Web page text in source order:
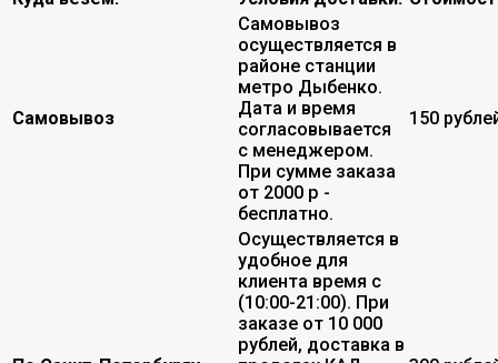
Самовывоз
Самовывоз
осуществляется в
районе станции
метро Дыбенко.
Дата и время
согласовывается
с менеджером.
При сумме заказа
от 2000 р -
бесплатно.
150
Осуществляется в
удобное для
клиента время с
(10:00-21:00). При
заказе от 10 000
рублей, доставка в